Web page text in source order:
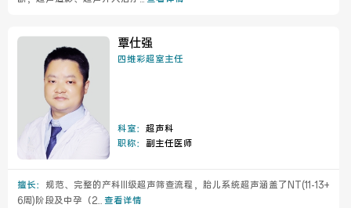
覃仕强
四维彩超室主任
科室：超声科
职称： 副主任医师
擅长： 规范、完整的产科III级超声筛查流程，胎儿系统超声涵盖了NT(11-13+
6周)阶段及中孕（2... 查看详情